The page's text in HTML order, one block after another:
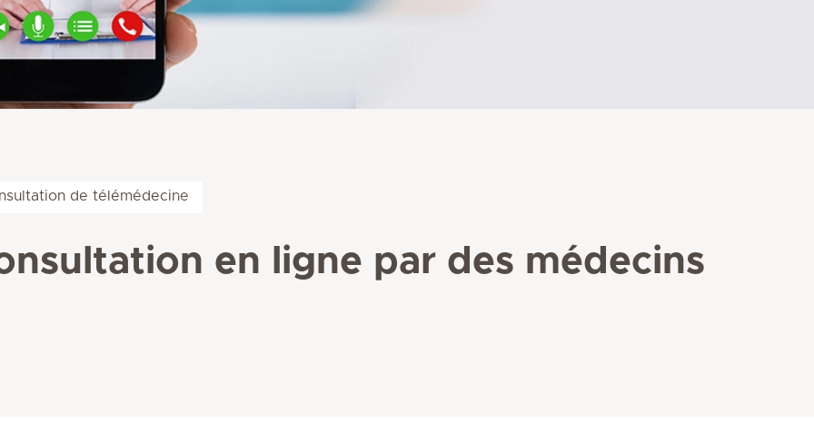
de télémédecine
en ligne par des médecins